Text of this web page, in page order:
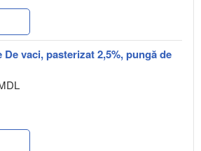
De vaci, pasterizat 2,5%, pungă de